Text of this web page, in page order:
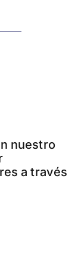
nuestro
a través